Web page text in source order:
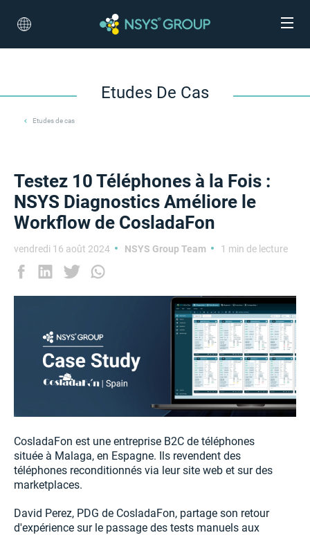
Etudes De Cas
Etudes de cas
Testez 10 Téléphones à la Fois :
NSYS Diagnostics Améliore le
Workflow de CosladaFon
vendredi 16 août 2024 NSYS Group Team 1 min de lecture
CosladaFon est une entreprise B2C de téléphones
située à Malaga, en Espagne. Ils revendent des
téléphones reconditionnés via leur site web et sur des
marketplaces.
David Perez, PDG de CosladaFon, partage son retour
d'expérience sur le passage des tests manuels aux